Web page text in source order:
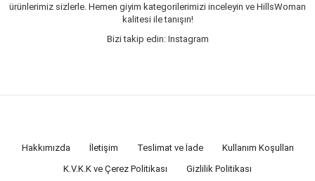
ürünlerimiz sizlerle. Hemen giyim kategorilerimizi inceleyin ve HillsWoman
kalitesi ile tanışın!
Bizi takip edin: Instagram
Hakkımızda İletişim Teslimat ve İade
Kullanım Koşulları
K.V.K.K ve Çerez Politikası
Gizlilik Politikası